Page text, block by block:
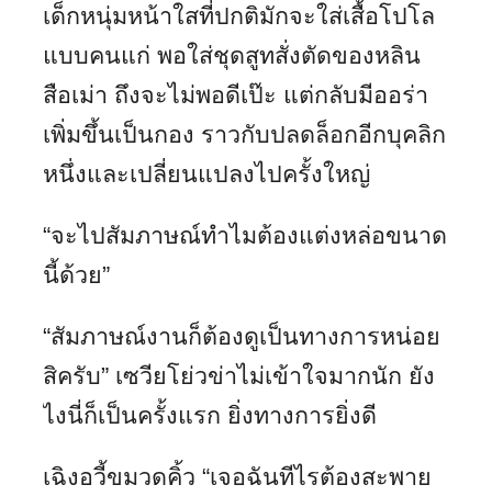
เด็กหนุ่มหน้าใสที่ปกติมักจะใส่เสื้อโปโล
แบบคนแก่ พอใส่ชุดสูทสั่งตัดของหลิน
สือเม่า ถึงจะไม่พอดีเป๊ะ แต่กลับมีออร่า
เพิ่มขึ้นเป็นกอง ราวกับปลดล็อกอีกบุคลิก
หนึ่งและเปลี่ยนแปลงไปครั้งใหญ่
“จะไปสัมภาษณ์ทำไมต้องแต่งหล่อขนาด
นี้ด้วย”
“สัมภาษณ์งานก็ต้องดูเป็นทางการหน่อย
สิครับ” เซวียโย่วข่าไม่เข้าใจมากนัก ยัง
ไงนี่ก็เป็นครั้งแรก ยิ่งทางการยิ่งดี
เฉิงอวี้ขมวดคิ้ว “เจอฉันทีไรต้องสะพาย